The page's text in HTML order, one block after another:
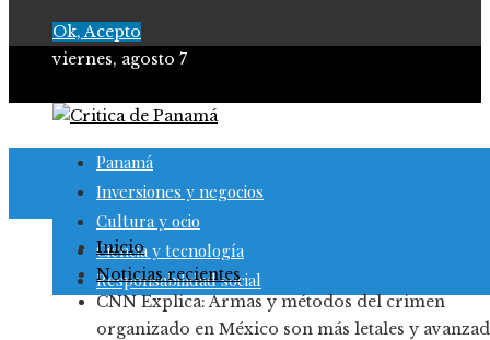
Ok, Acepto
viernes, agosto 7
Panamá
Inversiones y negocios
Cultura y ocio
Ciencia y tecnología
Responsabilidad social
Inicio
Noticias recientes
CNN Explica: Armas y métodos del crimen
organizado en México son más letales y